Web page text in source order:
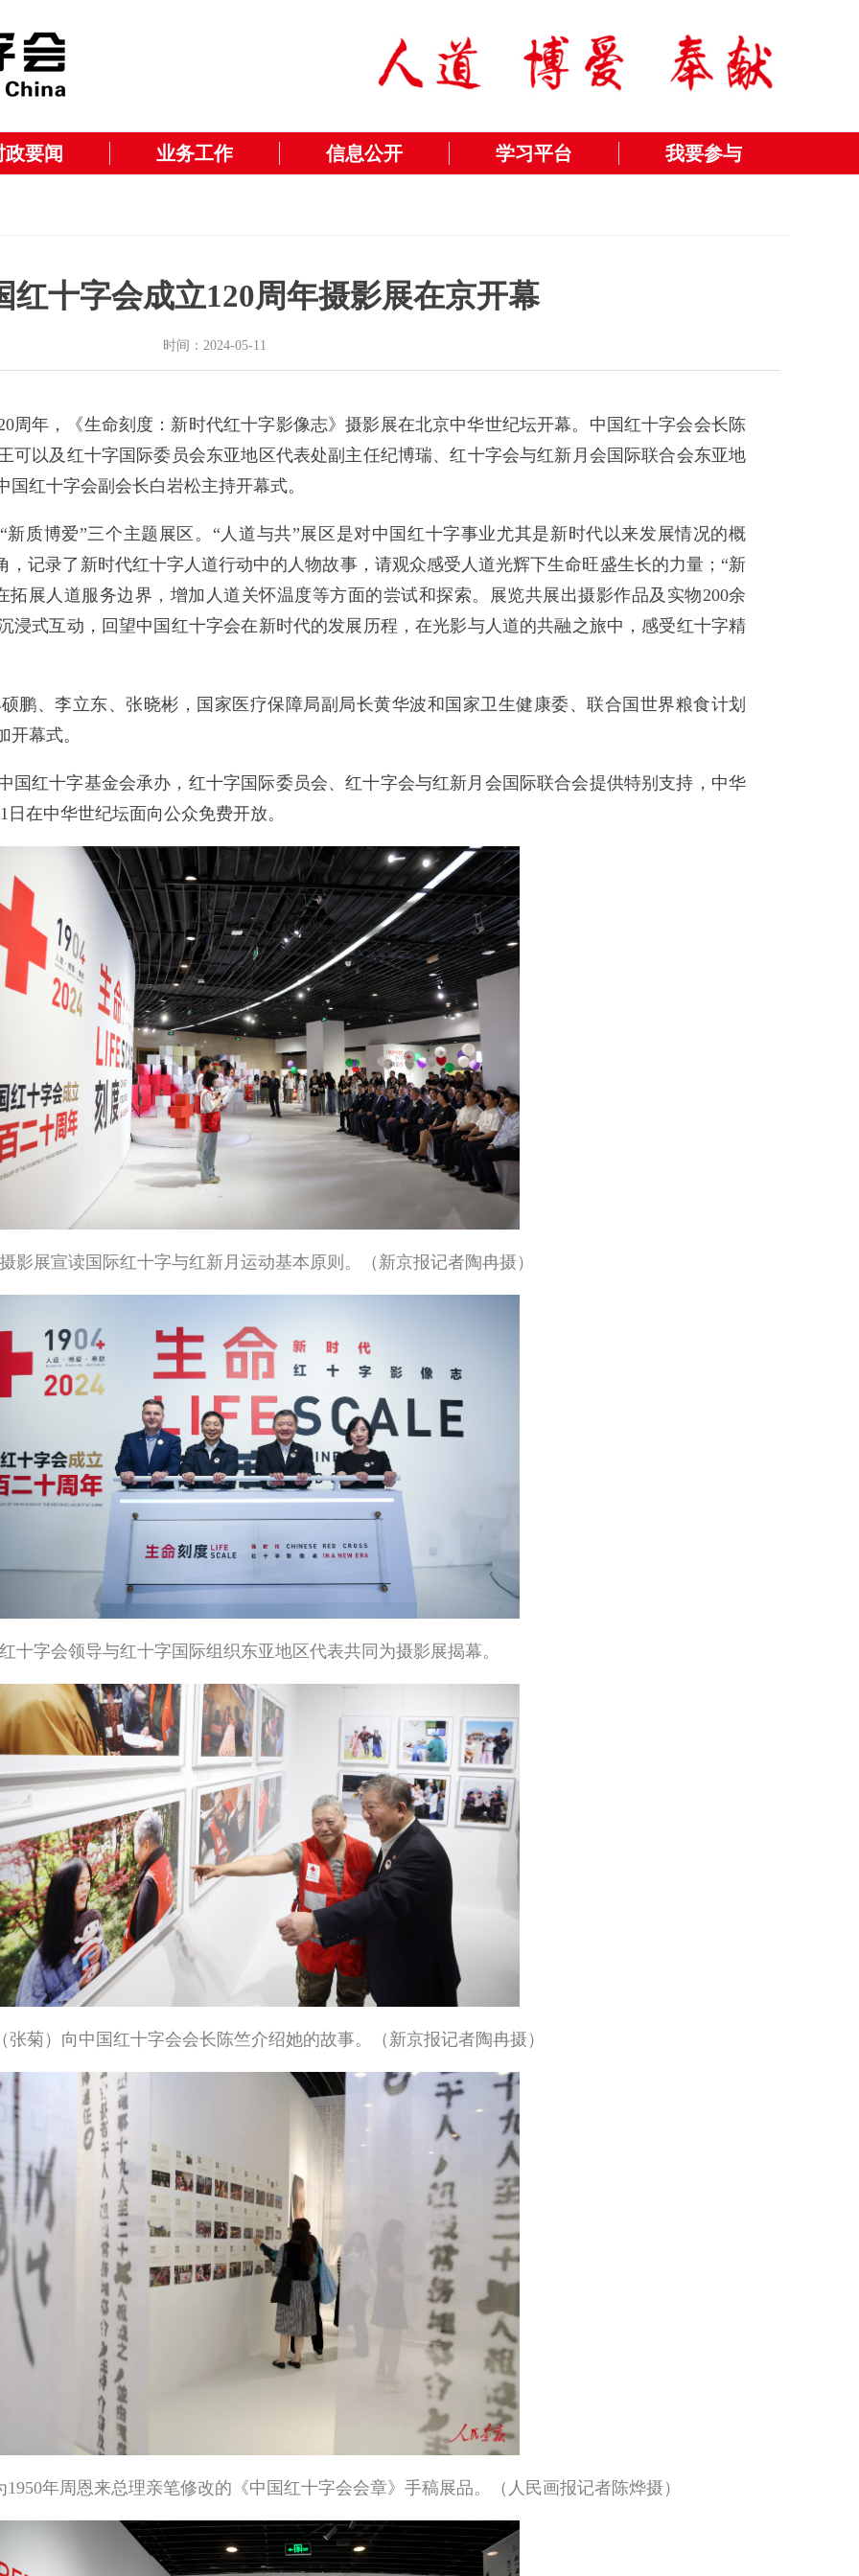
政要闻 业务工作 信息公开 学习平台 我要参与
红十字会成立120周年摄影展在京开幕
时间：2024-05-11
周年，《生命刻度：新时代红十字影像志》摄影展在北京中华世纪坛开幕。中国红十字会会长陈
可以及红十字国际委员会东亚地区代表处副主任纪博瑞、红十字会与红新月会国际联合会东亚地
红十字会副会长白岩松主持开幕式。
新质博爱”三个主题展区。“人道与共”展区是对中国红十字事业尤其是新时代以来发展情况的概
，记录了新时代红十字人道行动中的人物故事，请观众感受人道光辉下生命旺盛生长的力量；“新
展人道服务边界，增加人道关怀温度等方面的尝试和探索。展览共展出摄影作品及实物200余
浸式互动，回望中国红十字会在新时代的发展历程，在光影与人道的共融之旅中，感受红十字精
鹏、李立东、张晓彬，国家医疗保障局副局长黄华波和国家卫生健康委、联合国世界粮食计划
幕式。
国红十字基金会承办，红十字国际委员会、红十字会与红新月会国际联合会提供特别支持，中华
在中华世纪坛面向公众免费开放。
影展宣读国际红十字与红新月运动基本原则。（新京报记者陶冉摄）
十字会领导与红十字国际组织东亚地区代表共同为摄影展揭幕。
菊）向中国红十字会会长陈竺介绍她的故事。（新京报记者陶冉摄）
年周恩来总理亲笔修改的《中国红十字会会章》手稿展品。（人民画报记者陈烨摄）